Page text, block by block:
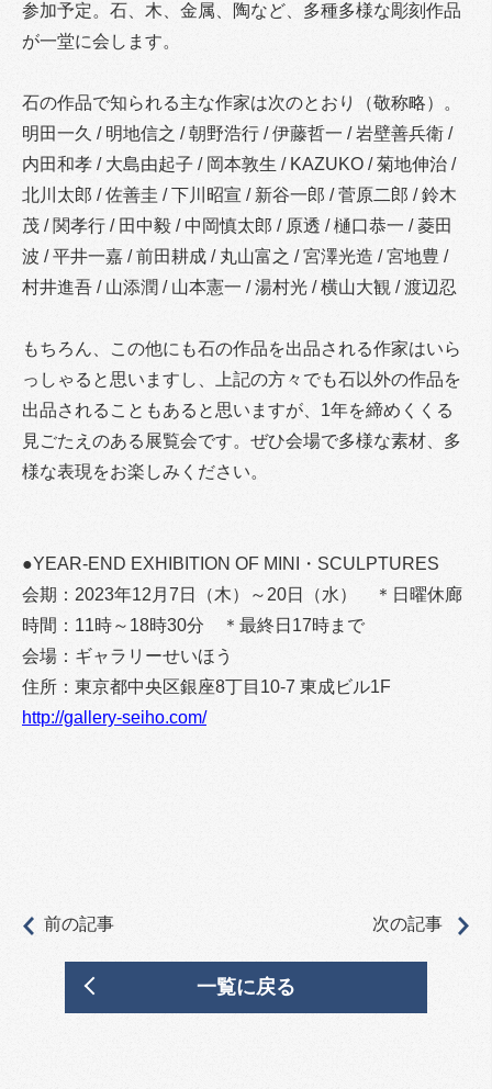
参加予定。石、木、金属、陶など、多種多様な彫刻作品
が一堂に会します。
石の作品で知られる主な作家は次のとおり（敬称略）。
明田一久 / 明地信之 / 朝野浩行 / 伊藤哲一 / 岩壁善兵衛 /
内田和孝 / 大島由起子 / 岡本敦生 / KAZUKO / 菊地伸治 /
北川太郎 / 佐善圭 / 下川昭宣 / 新谷一郎 / 菅原二郎 / 鈴木
茂 / 関孝行 / 田中毅 / 中岡慎太郎 / 原透 / 樋口恭一 / 菱田
波 / 平井一嘉 / 前田耕成 / 丸山富之 / 宮澤光造 / 宮地豊 /
村井進吾 / 山添潤 / 山本憲一 / 湯村光 / 横山大観 / 渡辺忍
もちろん、この他にも石の作品を出品される作家はいら
っしゃると思いますし、上記の方々でも石以外の作品を
出品されることもあると思いますが、1年を締めくくる
見ごたえのある展覧会です。ぜひ会場で多様な素材、多
様な表現をお楽しみください。
●YEAR-END EXHIBITION OF MINI・SCULPTURES
会期：2023年12月7日（木）～20日（水） ＊日曜休廊
時間：11時～18時30分 ＊最終日17時まで
会場：ギャラリーせいほう
住所：東京都中央区銀座8丁目10-7 東成ビル1F
http://gallery-seiho.com/
前の記事 次の記事
一覧に戻る